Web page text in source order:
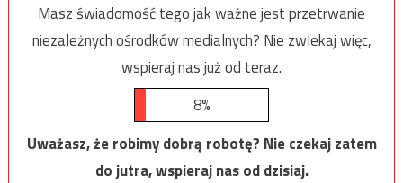
Masz świadomość tego jak ważne jest przetrwanie
niezależnych ośrodków medialnych? Nie zwlekaj więc,
wspieraj nas już od teraz.
8%
Uważasz, że robimy dobrą robotę? Nie czekaj zatem
do jutra, wspieraj nas od dzisiaj.